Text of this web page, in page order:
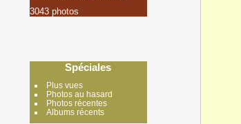
3043 photos
Spéciales
Plus vues
Photos au hasard
Photos récentes
Albums récents